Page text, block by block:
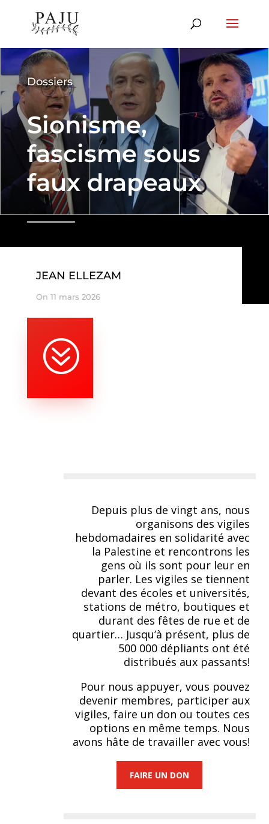
Dossiers
Sionisme,
fascisme sous
faux drapeaux
JEAN ELLEZAM
On 11 mars 2026
?
Depuis plus de vingt ans, nous
organisons des vigiles
hebdomadaires en solidarité avec
la Palestine et rencontrons les
gens où ils sont pour leur en
parler. Les vigiles se tiennent
devant des écoles et universités,
stations de métro, boutiques et
durant des fêtes de rue et de
quartier… Jusqu’à présent, plus de
500 000 dépliants ont été
distribués aux passants!
Pour nous appuyer, vous pouvez
devenir membres, participer aux
vigiles, faire un don ou toutes ces
options en même temps. Nous
avons hâte de travailler avec vous!
FAIRE UN DON